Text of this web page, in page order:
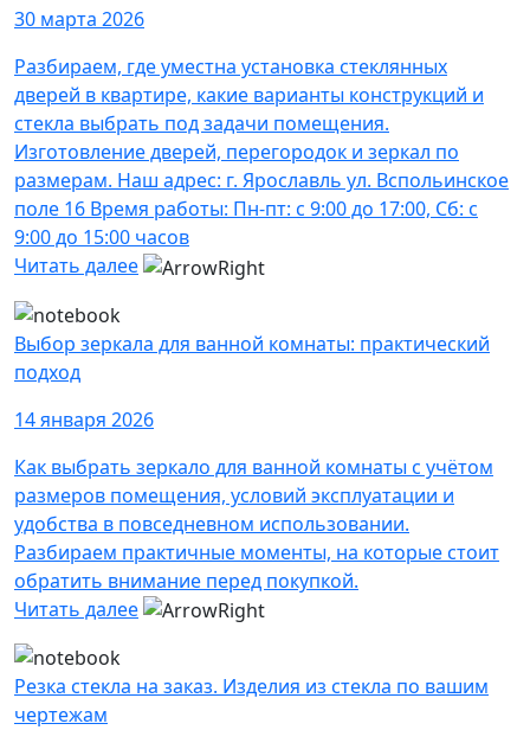
30 марта 2026
Разбираем, где уместна установка стеклянных
дверей в квартире, какие варианты конструкций и
стекла выбрать под задачи помещения.
Изготовление дверей, перегородок и зеркал по
размерам. Наш адрес: г. Ярославль ул. Вспольинское
поле 16 Время работы: Пн-пт: с 9:00 до 17:00, Сб: с
9:00 до 15:00 часов
Читать далее
Выбор зеркала для ванной комнаты: практический
подход
14 января 2026
Как выбрать зеркало для ванной комнаты с учётом
размеров помещения, условий эксплуатации и
удобства в повседневном использовании.
Разбираем практичные моменты, на которые стоит
обратить внимание перед покупкой.
Читать далее
Резка стекла на заказ. Изделия из стекла по вашим
чертежам